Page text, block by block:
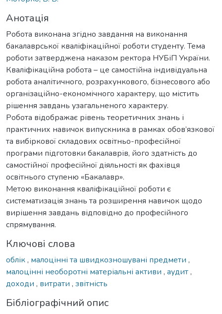
Анотація
Робота виконана згідно завдання на виконання
бакалаврської кваліфікаційної роботи студенту. Тема
роботи затверджена наказом ректора НУБіП України.
Кваліфікаційна робота – це самостійна індивідуальна
робота аналітичного, розрахункового, бізнесового або
організаційно-економічного характеру, що містить
рішення завдань узагальненого характеру.
Робота відображає рівень теоретичних знань і
практичних навичок випускника в рамках обов’язкової
та вибіркової складових освітньо-професійної
програми підготовки бакалаврів, його здатність до
самостійної професійної діяльності як фахівця
освітнього ступеню «Бакалавр».
Метою виконання кваліфікаційної роботи є
систематизація знань та розширення навичок щодо
вирішення завдань відповідно до професійного
спрямування.
Ключові слова
облік, малоцінні та швидкозношувані предмети ,
малоцінні необоротні матеріальні активи , аудит,
доходи , витрати , звітність
Бібліографічний опис